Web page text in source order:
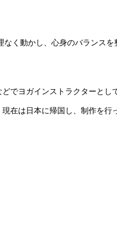
く動かし、心身のバランスを
でヨガインストラクターとし
在は日本に帰国し、制作を行